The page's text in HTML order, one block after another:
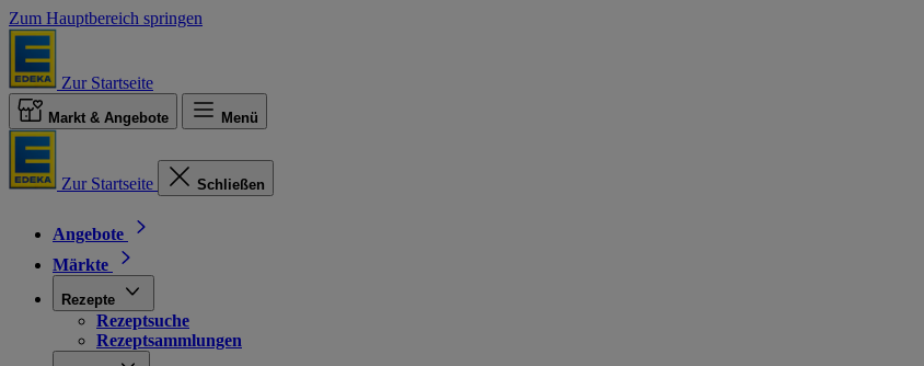
Zum Hauptbereich springen
Zur Startseite
Markt & Angebote Menü
Zur Startseite Schließen
Angebote
Märkte
Rezepte
Rezeptsuche
Rezeptsammlungen